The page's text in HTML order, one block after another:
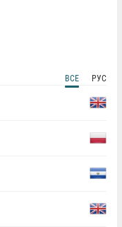
ВСЕ РУС